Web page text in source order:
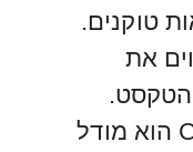
טוקנים.
את
הטקסט.
לדוגמה, במשפט "ChatGPT הוא מודל